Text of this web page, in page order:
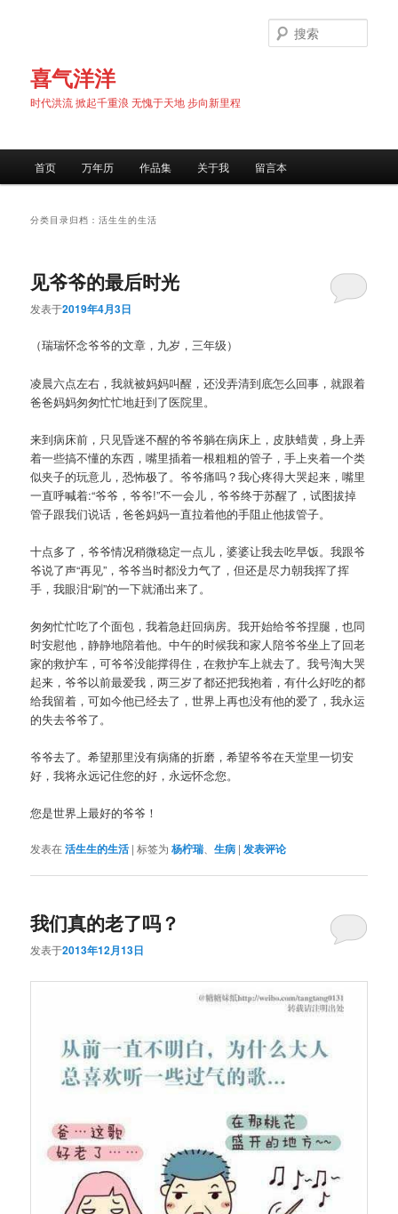
喜气洋洋
时代洪流 掀起千重浪 无愧于天地 步向新里程
索
首页 万年历 作品集 关于我 留言本
分类目录归档：活生生的生活
见爷爷的最后时光
发表于2019年4月3日
（瑞瑞怀念爷爷的文章，九岁，三年级）
凌晨六点左右，我就被妈妈叫醒，还没弄清到底怎么回事，就跟着
爸爸妈妈匆匆忙忙地赶到了医院里。
来到病床前，只见昏迷不醒的爷爷躺在病床上，皮肤蜡黄，身上弄
着一些搞不懂的东西，嘴里插着一根粗粗的管子，手上夹着一个类
似夹子的玩意儿，恐怖极了。爷爷痛吗？我心疼得大哭起来，嘴里
一直呼喊着:“爷爷，爷爷!”不一会儿，爷爷终于苏醒了，试图拔掉
管子跟我们说话，爸爸妈妈一直拉着他的手阻止他拔管子。
十点多了，爷爷情况稍微稳定一点儿，婆婆让我去吃早饭。我跟爷
爷说了声“再见”，爷爷当时都没力气了，但还是尽力朝我挥了挥
手，我眼泪“刷”的一下就涌出来了。
匆匆忙忙吃了个面包，我着急赶回病房。我开始给爷爷捏腿，也同
时安慰他，静静地陪着他。中午的时候我和家人陪爷爷坐上了回老
家的救护车，可爷爷没能撑得住，在救护车上就去了。我号淘大哭
起来，爷爷以前最爱我，两三岁了都还把我抱着，有什么好吃的都
给我留着，可如今他已经去了，世界上再也没有他的爱了，我永运
的失去爷爷了。
爷爷去了。希望那里没有病痛的折磨，希望爷爷在天堂里一切安
好，我将永远记住您的好，永远怀念您。
您是世界上最好的爷爷！
发表在活生生的生活 |标签为 杨柠瑞、生病 | 发表评论
我们真的老了吗？
发表于2013年12月13日